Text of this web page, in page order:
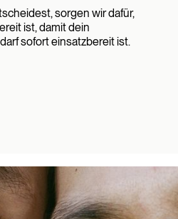
sorgen wir dafür,
ist, damit dein
sofort einsatzbereit ist.